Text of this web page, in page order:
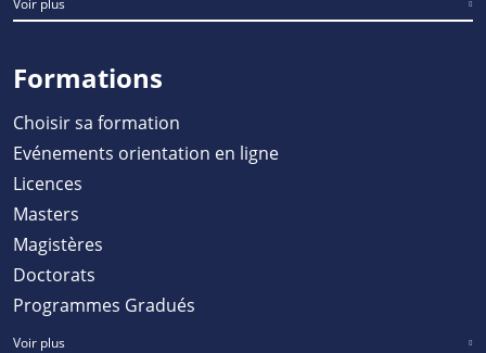
Voir plus
Formations
Choisir sa formation
Evénements orientation en ligne
Licences
Masters
Magistères
Doctorats
Programmes Gradués
Voir plus